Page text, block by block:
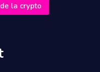
la crypto